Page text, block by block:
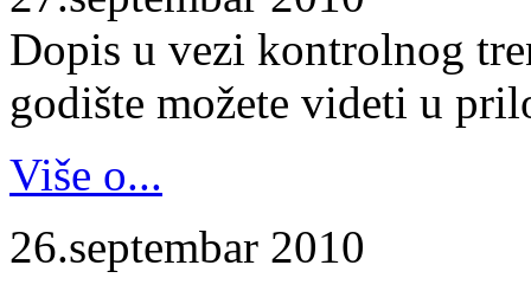
Dopis u vezi kontrolnog
godište možete videti u
Više o...
26.septembar 2010